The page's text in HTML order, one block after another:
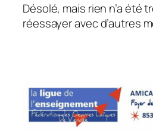
Désolé, mais rien n’a été
réessayer avec d’autres